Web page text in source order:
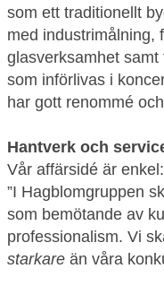
som ett traditionellt
med industrimålning,
glasverksamhet
som införlivas i
har gott renommé
Hantverk och
Vår affärsidé är enkel:
”I Hagblomgruppen
som bemötande av
professionalism. Vi
starkare än våra